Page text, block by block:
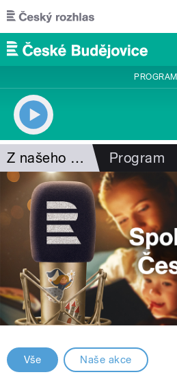
Přejít k hlavnímu obsahu
PROGRAM
Z našeho vysílání Program
Vše Naše akce